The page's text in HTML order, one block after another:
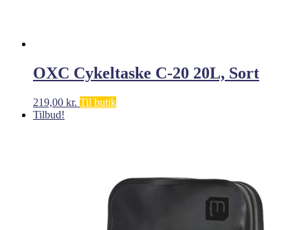
OXC Cykeltaske C-20 20L, Sort
219,00 kr. Til butik
Tilbud!